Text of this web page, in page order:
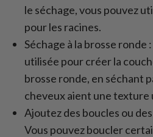
le séchage, vous pouvez
pour les racines.
Séchage à la brosse ronde
utilisée pour créer la
brosse ronde, en séchant
cheveux aient une texture
Ajoutez des boucles ou
Vous pouvez boucler